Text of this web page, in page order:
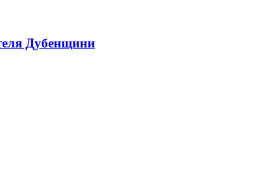
Дубенщини